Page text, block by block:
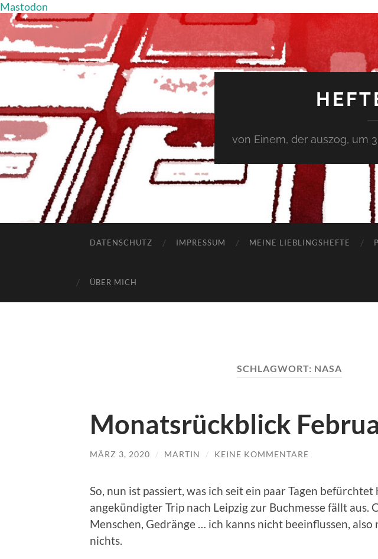
Mastodon
von Einem, der auszog, um
DATENSCHUTZ IMPRESSUM MEINE LIEBLINGSHEFTE
ÜBER MICH
SCHLAGWORT: NASA
Monatsrückblick
MÄRZ 3, 2020 / MARTIN / KEINE KOMMENTARE
So, nun ist passiert, was ich seit ein paar Tagen befürchtet
angekündigter Trip nach Leipzig zur Buchmesse fällt aus.
Menschen, Gedränge … ich kanns nicht beeinflussen,
nichts.